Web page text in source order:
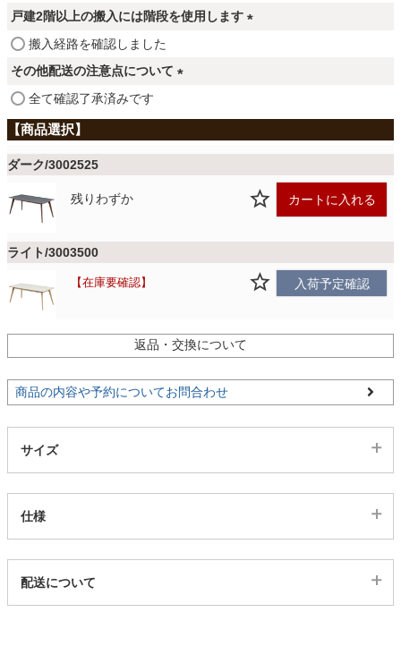
マット
生活用品
キッチン用品
ガーデン
タワー
必
戸建2階以上の搬入には階段を使用します
搬入経路を確認しました
その他配送の注意点について
必
須
)
全て確認了承済みです
ダーク/3002525
残りわずか カートに入れる
ライト/3003500
在庫要確認 入荷予定確認
返品・交換について
商品の内容や予約についてお問合わせ
サイズ
仕様
3002525
配送について